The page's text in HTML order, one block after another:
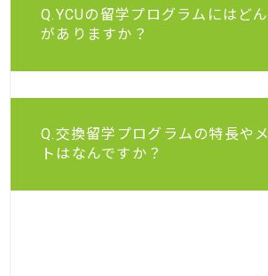
Q.YCUの留学プログラムにはど
がありますか？
Q.交換留学プログラムの特長や
トはなんですか？